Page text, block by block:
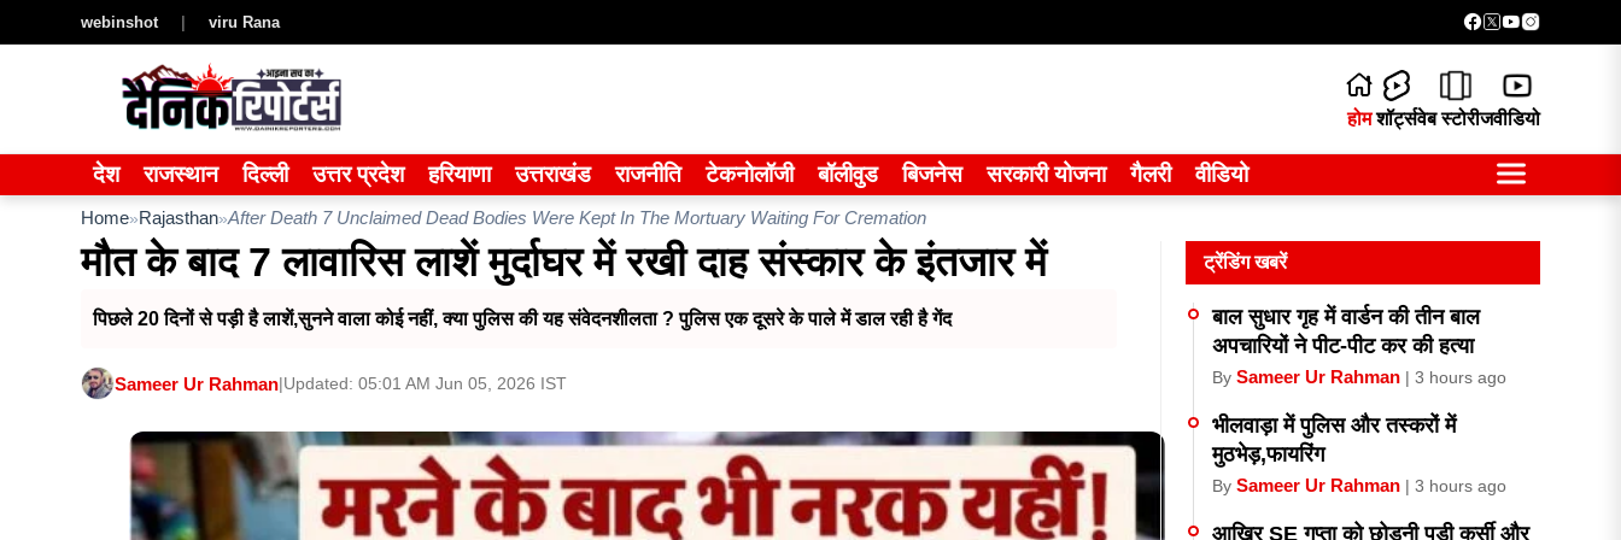
webinshot | viru Rana
होम शॉर्ट्सवेब स्टोरीजवीडियो
देश राजस्थान दिल्ली उत्तर प्रदेश हरियाणा उत्तराखंड राजनीति टेकनोलॉजी बॉलीवुड बिजनेस सरकारी योजना गैलरी वीडियो
Home»Rajasthan»After Death 7 Unclaimed Dead Bodies Were Kept In The Mortuary Waiting For Cremation
मौत के बाद 7 लावारिस लाशें मुर्दाघर में रखी दाह संस्कार के इंतजार में
पिछले 20 दिनों से पड़ी है लाशें,सुनने वाला कोई नहीं, क्या पुलिस की यह संवेदनशीलता ? पुलिस एक दूसरे के पाले में डाल रही है गेंद
Sameer Ur Rahman|Updated: 05:01 AM Jun 05, 2026 IST
ट्रेंडिंग खबरें
बाल सुधार गृह में वार्डन की तीन बाल
अपचारियों ने पीट-पीट कर की हत्या
BySameer Ur Rahman | 3 hours ago
भीलवाड़ा में पुलिस और तस्करों में
मुठभेड़,फायरिंग
BySameer Ur Rahman | 3 hours ago
आखिर SE गुप्ता को छोड़नी पड़ी कुर्सी और